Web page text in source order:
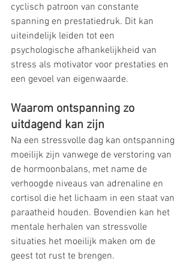
cyclisch patroon van constante
spanning en prestatiedruk. Dit kan
uiteindelijk leiden tot een
psychologische afhankelijkheid van
stress als motivator voor prestaties en
een gevoel van eigenwaarde.
Waarom ontspanning zo
uitdagend kan zijn
Na een stressvolle dag kan ontspanning
moeilijk zijn vanwege de verstoring van
de hormoonbalans, met name de
verhoogde niveaus van adrenaline en
cortisol die het lichaam in een staat van
paraatheid houden. Bovendien kan het
mentale herhalen van stressvolle
situaties het moeilijk maken om de
geest tot rust te brengen.